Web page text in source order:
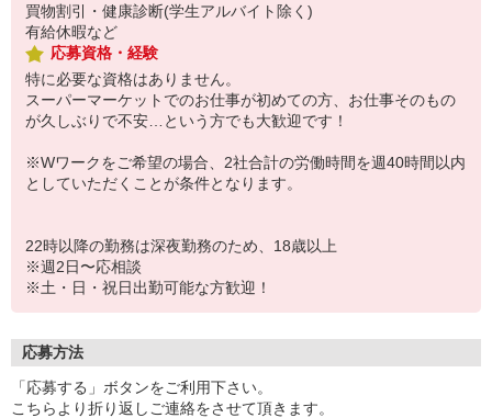
買物割引・健康診断(学生アルバイト除く)
有給休暇など
応募資格・経験
特に必要な資格はありません。
スーパーマーケットでのお仕事が初めての方、お仕事そのもの
が久しぶりで不安…という方でも大歓迎です！
※Wワークをご希望の場合、2社合計の労働時間を週40時間以内
としていただくことが条件となります。
22時以降の勤務は深夜勤務のため、18歳以上
※週2日〜応相談
※土・日・祝日出勤可能な方歓迎！
応募方法
「応募する」ボタンをご利用下さい。
こちらより折り返しご連絡をさせて頂きます。